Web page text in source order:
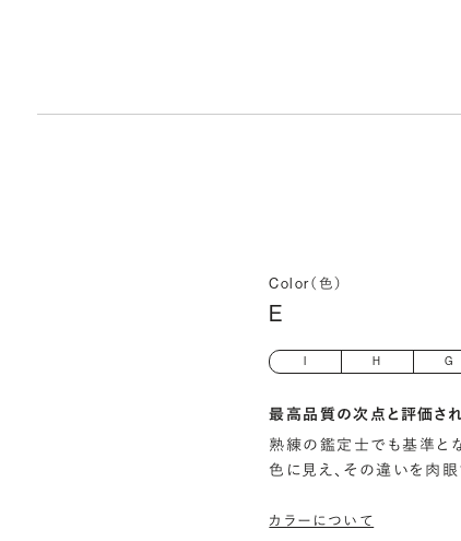
Color（色）
E
H G
最高品質の次点と評価さ
熟練の鑑定士でも基準と
色に見え、その違いを肉
カラーについて